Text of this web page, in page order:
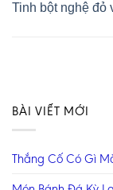
Tinh bột nghệ đỏ
BÀI VIẾT MỚI
Thắng Cố Có Gì